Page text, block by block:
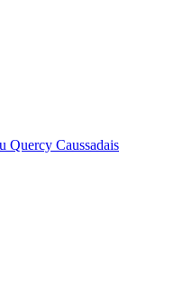
Quercy Caussadais